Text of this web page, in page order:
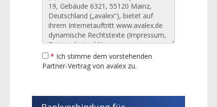
* Ich stimme dem vorstehenden
Partner-Vertrag von avalex zu.